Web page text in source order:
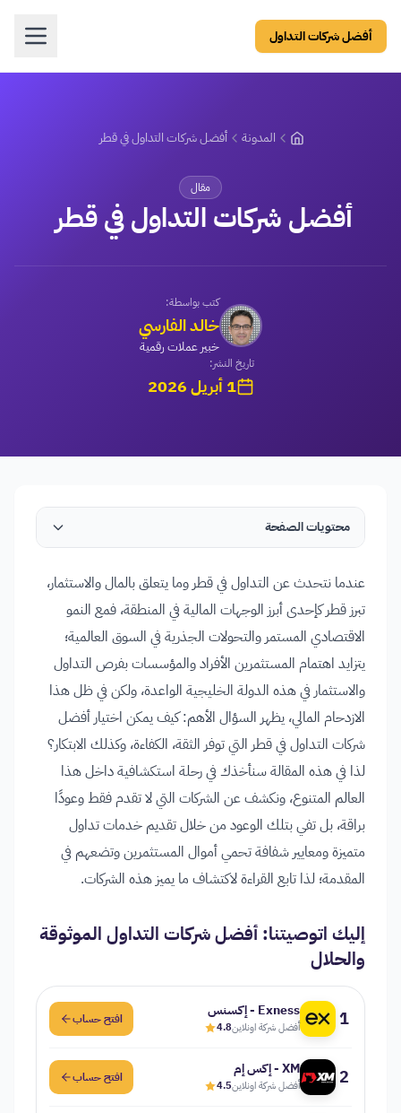
أفضل شركات التداول
المدونة أفضل شركات التداول في قطر
مقال
أفضل شركات التداول في قطر
كتب بواسطة:
خالد الفارسي
خبير عملات رقمية
تاريخ النشر:
1 أبريل 2026
محتويات الصفحة
عندما نتحدث عن التداول في قطر وما يتعلق بالمال والاستثمار،
تبرز قطر كإحدى أبرز الوجهات المالية في المنطقة، فمع النمو
الاقتصادي المستمر والتحولات الجذرية في السوق العالمية؛
يتزايد اهتمام المستثمرين الأفراد والمؤسسات بفرص التداول
والاستثمار في هذه الدولة الخليجية الواعدة، ولكن في ظل هذا
الازدحام المالي، يظهر السؤال الأهم: كيف يمكن اختيار أفضل
شركات التداول في قطر التي توفر الثقة، الكفاءة، وكذلك الابتكار؟
لذا في هذه المقالة سنأخذك في رحلة استكشافية داخل هذا
العالم المتنوع، ونكشف عن الشركات التي لا تقدم فقط وعودًا
براقة، بل تفي بتلك الوعود من خلال تقديم خدمات تداول
متميزة ومعايير شفافة تحمي أموال المستثمرين وتضعهم في
المقدمة؛ لذا تابع القراءة لاكتشاف ما يميز هذه الشركات.
إليك اتوصيتنا: أفضل شركات التداول الموثوقة
والحلال
1 Exness - إكسنس
أفضل شركة اونلاين4.8
افتح حساب
2 XM - إكس إم
أفضل شركة اونلاين4.5
افتح حساب